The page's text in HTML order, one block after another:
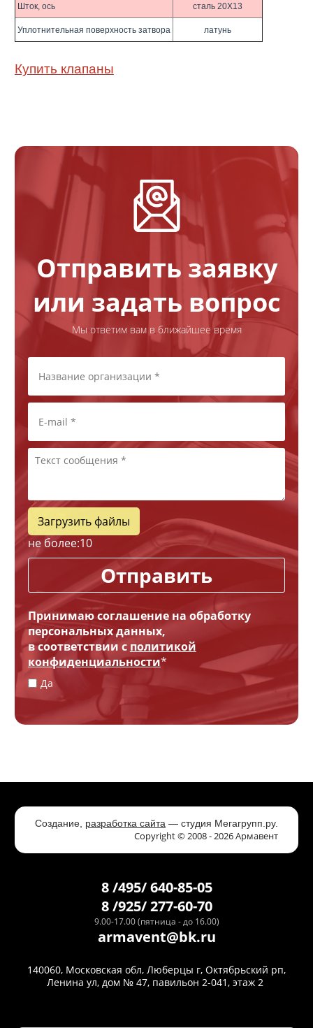
Шток, ось сталь 20Х13
Уплотнительная поверхность затвора латунь
Купить клапаны
Отправить заявку
или задать вопрос
Мы ответим вам в ближайшее время
Загрузить файлы
не более:10
Отправить
Принимаю соглашение на обработку
персональных данных,
в соответствии с политикой
конфиденциальности*
Да
Создание, разработка сайта — студия Мегагрупп.ру.
Copyright © 2008 - 2026 Армавент
8 /495/ 640-85-05
8 /925/ 277-60-70
9.00-17.00 (пятница - до 16.00)
armavent@bk.ru
140060, Московская обл, Люберцы г, Октябрьский рп,
Ленина ул, дом № 47, павильон 2-041, этаж 2